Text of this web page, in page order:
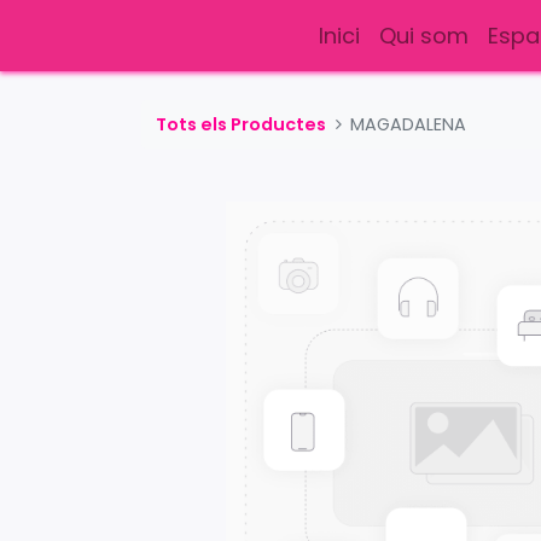
Inici Qui som
Tots els Productes MAGADALENA